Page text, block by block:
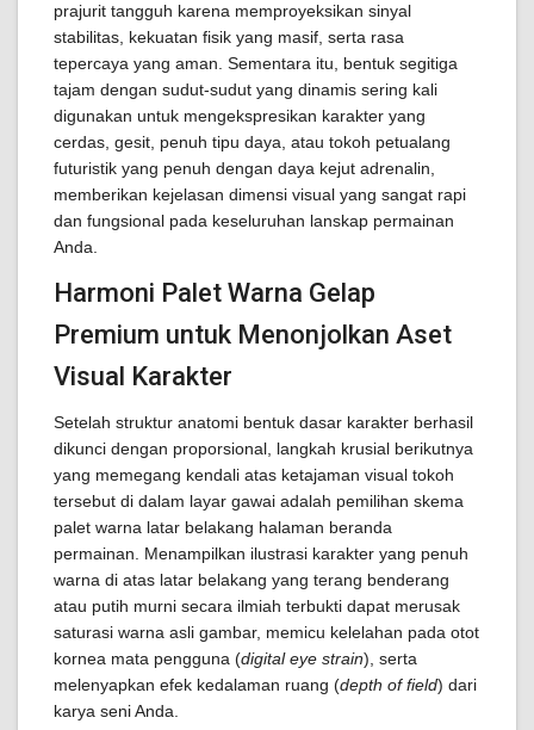
prajurit tangguh karena memproyeksikan sinyal
stabilitas, kekuatan fisik yang masif, serta rasa
tepercaya yang aman. Sementara itu, bentuk segitiga
tajam dengan sudut-sudut yang dinamis sering kali
digunakan untuk mengekspresikan karakter yang
cerdas, gesit, penuh tipu daya, atau tokoh petualang
futuristik yang penuh dengan daya kejut adrenalin,
memberikan kejelasan dimensi visual yang sangat rapi
dan fungsional pada keseluruhan lanskap permainan
Anda.
Harmoni Palet Warna Gelap
Premium untuk Menonjolkan Aset
Visual Karakter
Setelah struktur anatomi bentuk dasar karakter berhasil
dikunci dengan proporsional, langkah krusial berikutnya
yang memegang kendali atas ketajaman visual tokoh
tersebut di dalam layar gawai adalah pemilihan skema
palet warna latar belakang halaman beranda
permainan. Menampilkan ilustrasi karakter yang penuh
warna di atas latar belakang yang terang benderang
atau putih murni secara ilmiah terbukti dapat merusak
saturasi warna asli gambar, memicu kelelahan pada otot
kornea mata pengguna (digital eye strain), serta
melenyapkan efek kedalaman ruang (depth of field) dari
karya seni Anda.